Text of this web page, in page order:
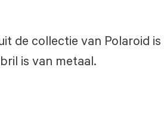
de collectie van Polaroid
is van metaal.